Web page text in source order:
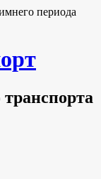
периода